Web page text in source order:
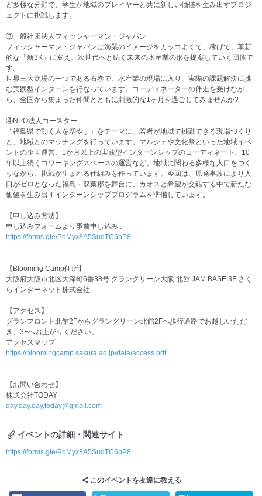
ど多様な分野で、学生が地域のプレイヤーと共に新しい価値を生み出すプロジ
ェクトに挑戦します。
③一般社団法人フィッシャーマン・ジャパン
フィッシャーマン・ジャパンは漁業のイメージをカッコよくて、稼げて、革新
的な「新3K」に変え、次世代へと続く未来の水産業の形を提案していく団体で
す。
世界三大漁場の一つである石巻で、水産業の現場に入り、実際の課題解決に挑
む実践型インターンを行なっています。コーディネーターの伴走を受けなが
ら、全国から集まった仲間とともに刺激的な1ヶ月を過ごしてみませんか?
④NPO法人コースター
「福島県で動く人を増やす」をテーマに、若者が地域で挑戦できる現場づくり
と、地域とのマッチングを行っています。マルシェや文化祭といった地域イベ
ントの企画運営、1か月以上の実践型インターンシップのコーディネート、10
年以上続くコワーキングスペースの運営など、地域に関わる多様な入口をつく
りながら、挑戦が生まれる仕組みを作っています。今回は、原発事故により人
口がゼロとなった福島・双葉郡を舞台に、カオスと希望が交錯する中で新たな
価値を生み出すインターンシッププログラムを準備しています。
【申し込み方法】
申し込みフォームより事前申し込み :
https://forms.gle/PoMyx8A5SudTC6bP8
【Blooming Camp住所】
大阪府大阪市北区大深町6番38号 グラングリーン大阪 北館 JAM BASE 3F さく
らインターネット株式会社
【アクセス】
グランフロント北館2Fからグラングリーン北館2Fへ歩行通路でお越しいただ
き、3Fへお上がりください。
アクセスマップ
https://bloomingcamp.sakura.ad.jp/data/access.pdf
【お問い合わせ】
株式会社TODAY
day.day.day.today@gmail.com
イベントの詳細・関連サイト
https://forms.gle/PoMyx8A5SudTC6bP8
このイベントを友達に教える